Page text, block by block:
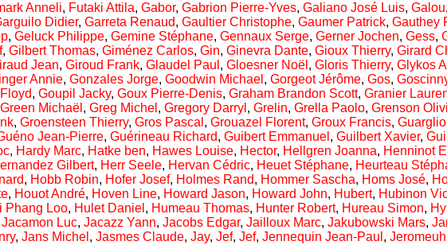
Anneli, Futaki Attila, Gabor, Gabrion Pierre-Yves, Galiano José Luis, Galou,
Didier, Garreta Renaud, Gaultier Christophe, Gaumer Patrick, Gauthey
, Geluck Philippe, Gemine Stéphane, Gennaux Serge, Gerner Jochen, Gess,
, Gilbert Thomas, Giménez Carlos, Gin, Ginevra Dante, Gioux Thierry, Girard
Jean, Giroud Frank, Glaudel Paul , Gloesner Noël , Gloris Thierry, Glykos
Annie, Gonzales Jorge, Goodwin Michael , Gorgeot Jérôme, Gos,
, Goupil Jacky, Goux Pierre-Denis, Graham Brandon Scott, Granier
Green Michaël , Greg Michel , Gregory Darryl , Grelin, Grella Paolo, Grenson
, Groensteen Thierry, Gros Pascal , Grouazel Florent, Groux Francis,
Jean-Pierre, Guérineau Richard, Guibert Emmanuel , Guilbert Xavier,
, Hardy Marc, Hatke ben, Hawes Louise, Hector, Hellgren Joanna, Henninot
Gilbert, Herr Seele, Hervan Cédric, Heuet Stéphane, Heurteau
, Hobb Robin, Hofer Josef, Holmes Rand, Hommer Sascha, Homs José,
, Houot André, Hoven Line, Howard Jason, Howard John, Hubert, Hubinon
Phang Loo, Hulet Daniel , Humeau Thomas, Hunter Robert, Hureau Simon,
Jacamon Luc, Jacazz Yann, Jacobs Edgar, Jailloux Marc, Jakubowski Mars,
, Jans Michel , Jasmes Claude, Jay, Jef, Jef, Jennequin Jean-Paul , Jeromeuh